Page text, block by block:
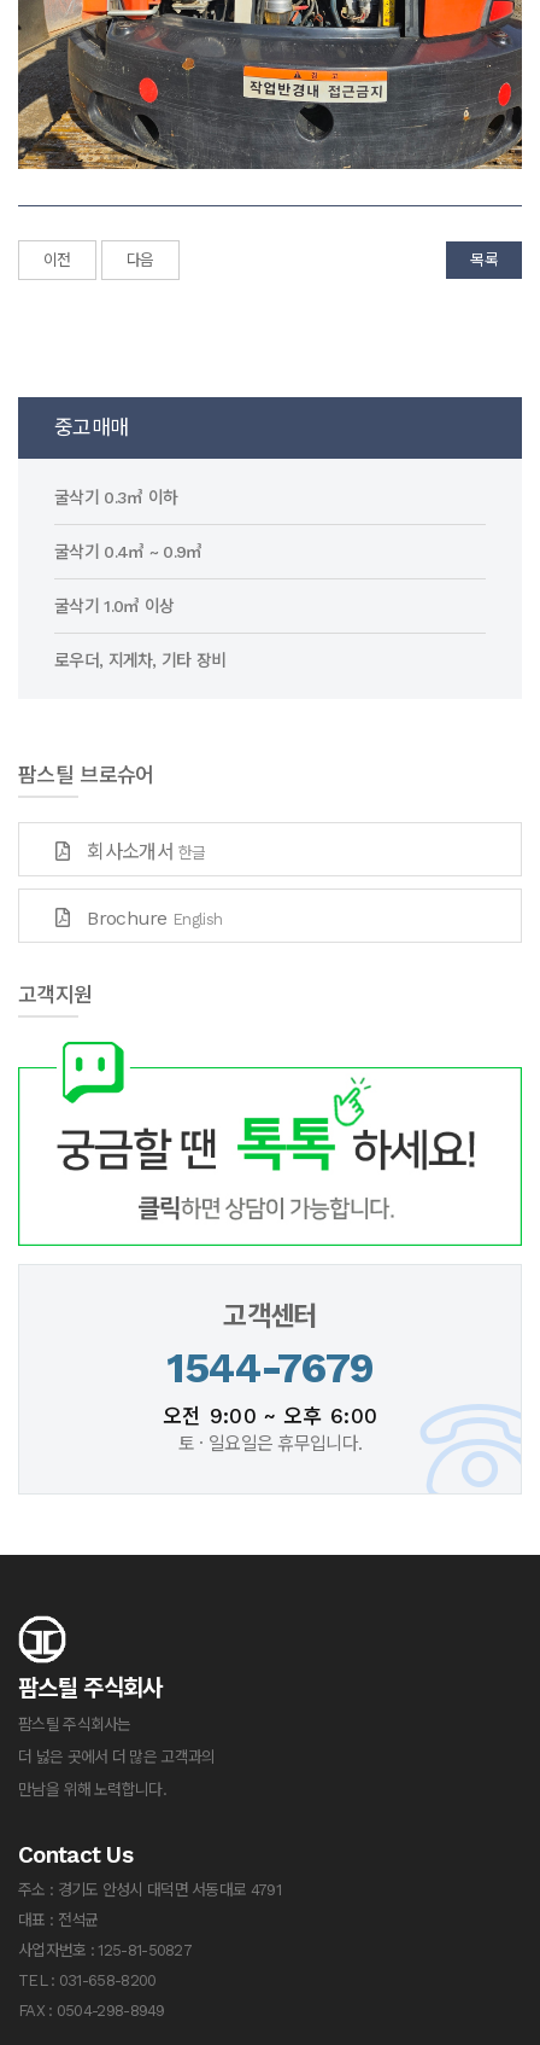
이전 다음 목록
중고매매
굴삭기 0.3㎥ 이하
굴삭기 0.4㎥ ~ 0.9㎥
굴삭기 1.0㎥ 이상
로우더, 지게차, 기타 장비
팜스틸 브로슈어
회사소개서한글
Brochure English
고객지원
고객센터
1544-7679
오전 9:00 ~ 오후 6:00
토 · 일요일은 휴무입니다.
팜스틸 주식회사
팜스틸 주식회사는
더 넗은 곳에서 더 많은 고객과의
만남을 위해 노력합니다.
Contact Us
주소 : 경기도 안성시 대덕면 서동대로 4791
대표 : 전석균
사업자번호 : 125-81-50827
TEL : 031-658-8200
FAX : 0504-298-8949